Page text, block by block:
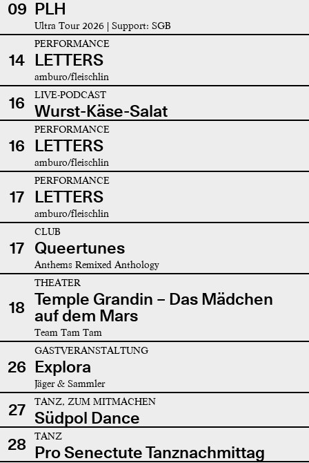
09 PLH
Ultra Tour 2026 | Support: SGB
14
PERFORMANCE
LETTERS
amburo/fleischlin
16 LIVE-PODCAST
Wurst-Käse-Salat
16
PERFORMANCE
LETTERS
amburo/fleischlin
17
PERFORMANCE
LETTERS
amburo/fleischlin
17
CLUB
Queertunes
Anthems Remixed Anthology
18
THEATER
Temple Grandin – Das Mädchen
auf dem Mars
Team Tam Tam
26
GASTVERANSTALTUNG
Explora
Jäger & Sammler
27 TANZ, ZUM MITMACHEN
Südpol Dance
28
TANZ
Pro Senectute Tanznachmittag